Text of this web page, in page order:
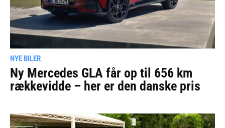
NYE BILER
Ny Mercedes GLA får op til 656 km
rækkevidde – her er den danske pris